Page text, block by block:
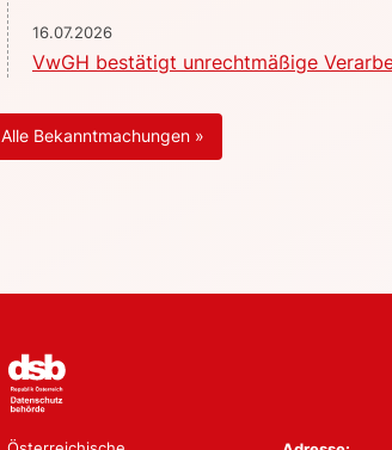
16.07.2026
VwGH bestätigt unrechtmäßige
Alle Bekanntmachungen »